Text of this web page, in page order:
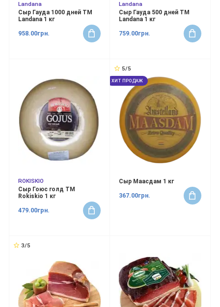
Landana
Сыр Гауда 1000 дней ТМ
Landana 1 кг
958.00грн.
Landana
Сыр Гауда 500 дней ТМ
Landana 1 кг
759.00грн.
ROKISKIO
Сыр Гоюс голд ТМ
Rokiskio 1 кг
479.00грн.
5/5
ХИТ ПРОДАЖ
Сыр Маасдам 1 кг
367.00грн.
3/5